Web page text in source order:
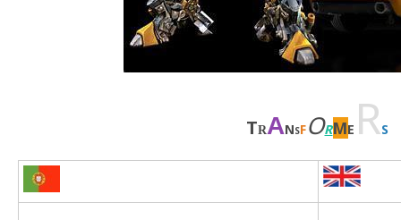
TRANSFORME RS